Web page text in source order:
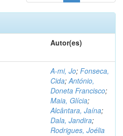
Autor(es)
A-mi, Jo; Fonseca,
Cida;António,
Doneta Francisco;
Maia, Glícia;
Alcântara, Jaína;
Dala, Jandira;
Rodrigues, Joélia